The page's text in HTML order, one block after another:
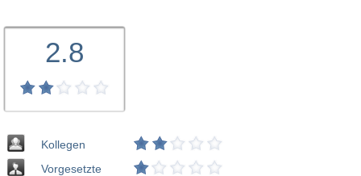
2.8
Kollegen
Vorgesetzte